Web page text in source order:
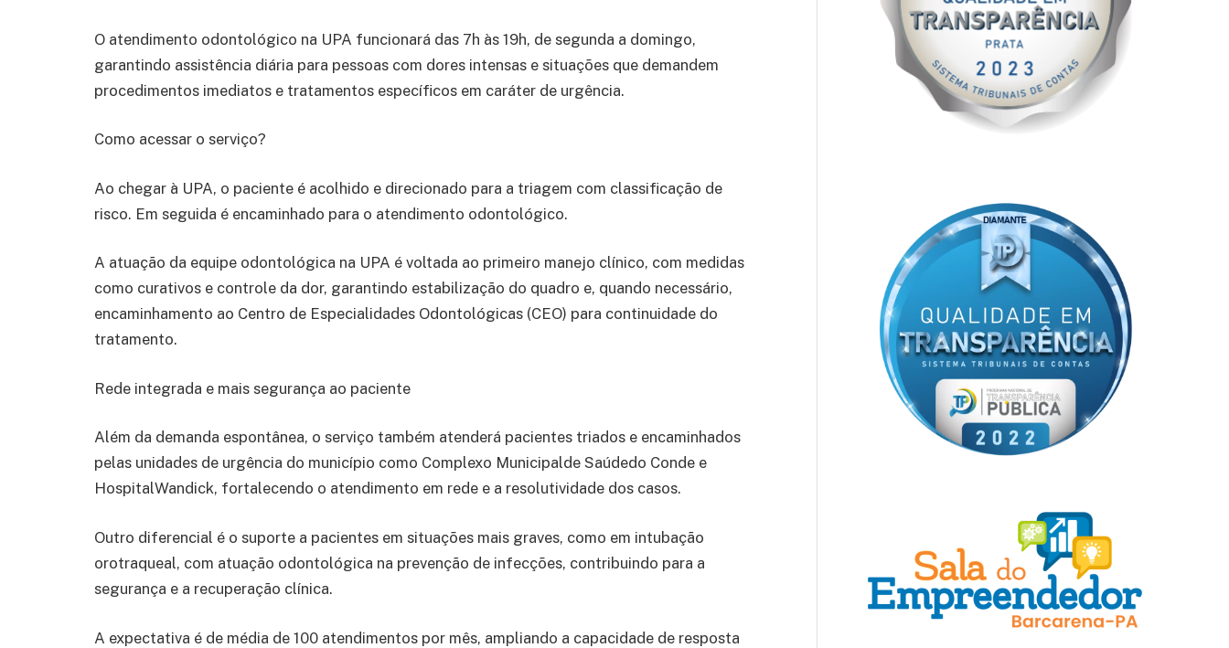
O atendimento odontológico na UPA funcionará das 7h às 19h, de segunda a domingo,
garantindo assistência diária para pessoas com dores intensas e situações que demandem
procedimentos imediatos e tratamentos específicos em caráter de urgência.
Como acessar o serviço?
Ao chegar à UPA, o paciente é acolhido e direcionado para a triagem com classificação de
risco. Em seguida é encaminhado para o atendimento odontológico.
A atuação da equipe odontológica na UPA é voltada ao primeiro manejo clínico, com medidas
como curativos e controle da dor, garantindo estabilização do quadro e, quando necessário,
encaminhamento ao Centro de Especialidades Odontológicas (CEO) para continuidade do
tratamento.
Rede integrada e mais segurança ao paciente
Além da demanda espontânea, o serviço também atenderá pacientes triados e encaminhados
pelas unidades de urgência do município como Complexo Municipalde Saúdedo Conde e
HospitalWandick, fortalecendo o atendimento em rede e a resolutividade dos casos.
Outro diferencial é o suporte a pacientes em situações mais graves, como em intubação
orotraqueal, com atuação odontológica na prevenção de infecções, contribuindo para a
segurança e a recuperação clínica.
A expectativa é de média de 100 atendimentos por mês, ampliando a capacidade de resposta